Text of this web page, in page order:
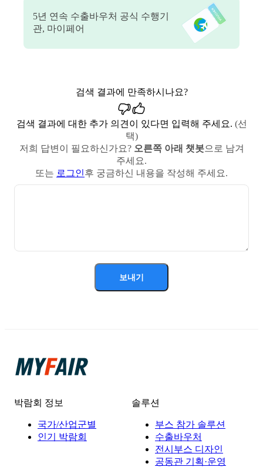
5년 연속 수출바우처 공식 수행기
관, 마이페어
검색 결과에 만족하시나요?
검색 결과에 대한 추가 의견이 있다면 입력해 주세요. (선
택)
저희 답변이 필요하신가요? 오른쪽 아래 챗봇으로 남겨
주세요.
또는 로그인후 궁금하신 내용을 작성해 주세요.
보내기
박람회 정보
국가/산업군별
인기 박람회
솔루션
부스 참가 솔루션
수출바우처
전시부스 디자인
공동관 기획·운영